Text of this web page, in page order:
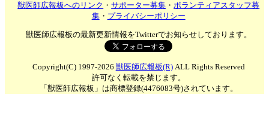
獣医師広報板へのリンク ・サポーター募集 ・ボランティアスタッフ募
集・ プライバシーポリシー
獣医師広報板の最新更新情報をTwitterでお知らせしております。
Copyright(C) 1997-2026 獣医師広報板(R)ALL Rights Reserved
許可なく転載を禁じます。
「獣医師広報板」は商標登録(4476083号)されています。